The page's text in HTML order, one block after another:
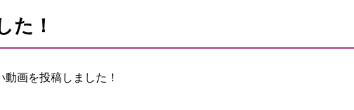
た！
画を投稿しました！